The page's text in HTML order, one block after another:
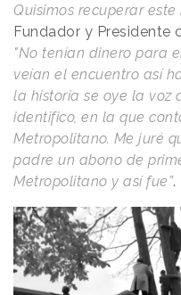
Quisimos recuperar
Fundador y Presidente
"No tenían dinero para
veían el encuentro así
la historia se oye la voz
identifico, en la que
Metropolitano. Me juré
padre un abono de
Metropolitano y así fue”.